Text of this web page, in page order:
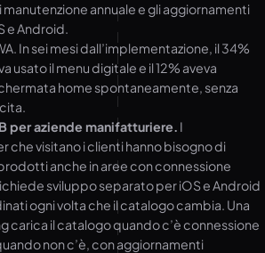
annuale e gli aggiornamenti
e Android.
In sei mesi dall’implementazione, il 34%
usato il menu digitale e il 12% aveva
home spontaneamente, senza
per aziende manifatturiere. I
che visitano i clienti hanno bisogno di
anche in aree con connessione
sviluppo separato per iOS e Android
ogni volta che il catalogo cambia. Una
carica il catalogo quando c’è connessione
non c’è, con aggiornamenti